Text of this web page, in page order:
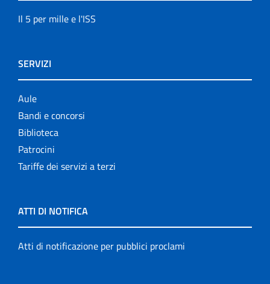
Il 5 per mille e l'ISS
SERVIZI
Aule
Bandi e concorsi
Biblioteca
Patrocini
Tariffe dei servizi a terzi
ATTI DI NOTIFICA
Atti di notificazione per pubblici proclami